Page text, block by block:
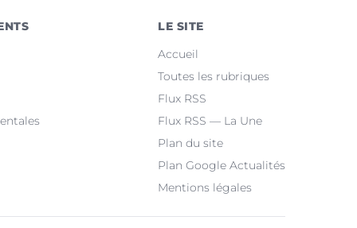
LE SITE
Accueil
Toutes les rubriques
Flux RSS
Flux RSS — La Une
Plan du site
Plan Google Actualités
Mentions légales